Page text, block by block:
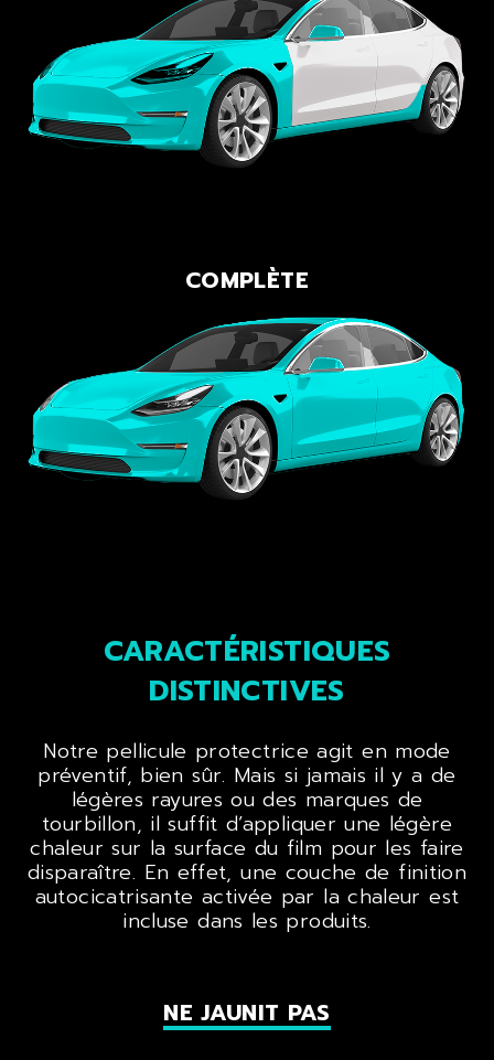
COMPLÈTE
CARACTÉRISTIQUES
DISTINCTIVES
Notre pellicule protectrice agit en mode
préventif, bien sûr. Mais si jamais il y a de
légères rayures ou des marques de
tourbillon, il suffit d’appliquer une légère
chaleur sur la surface du film pour les faire
disparaître. En effet, une couche de finition
autocicatrisante activée par la chaleur est
incluse dans les produits.
NE JAUNIT PAS